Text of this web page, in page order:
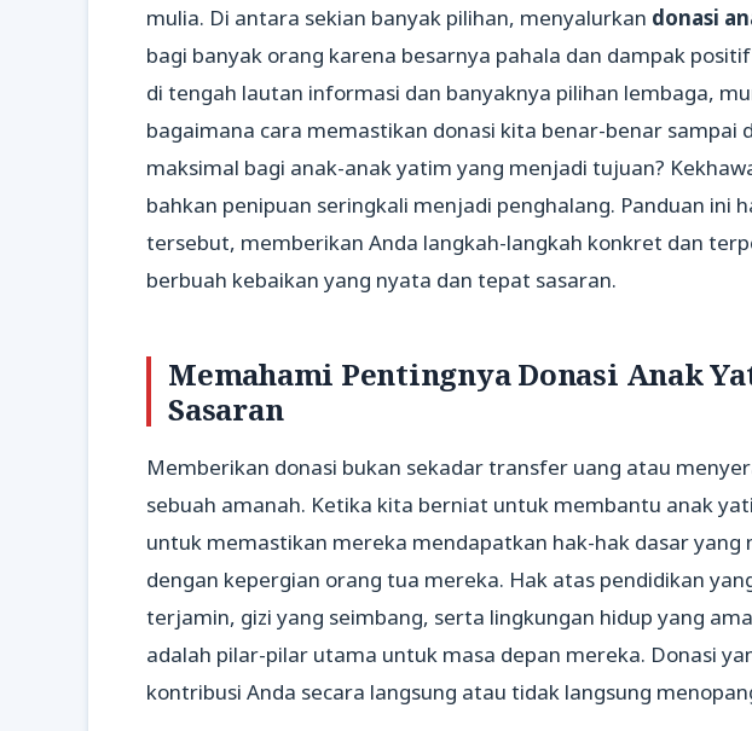
mulia. Di antara sekian banyak pilihan, menyalurkan donasi
bagi banyak orang karena besarnya pahala dan dampak
di tengah lautan informasi dan banyaknya pilihan lembaga,
bagaimana cara memastikan donasi kita benar-benar sampai
maksimal bagi anak-anak yatim yang menjadi tujuan?
bahkan penipuan seringkali menjadi penghalang. Panduan ini
tersebut, memberikan Anda langkah-langkah konkret dan
berbuah kebaikan yang nyata dan tepat sasaran.
Memahami Pentingnya Donasi Anak
Sasaran
Memberikan donasi bukan sekadar transfer uang atau
sebuah amanah. Ketika kita berniat untuk membantu anak
untuk memastikan mereka mendapatkan hak-hak dasar yang
dengan kepergian orang tua mereka. Hak atas pendidikan
terjamin, gizi yang seimbang, serta lingkungan hidup yang
adalah pilar-pilar utama untuk masa depan mereka. Donasi
kontribusi Anda secara langsung atau tidak langsung